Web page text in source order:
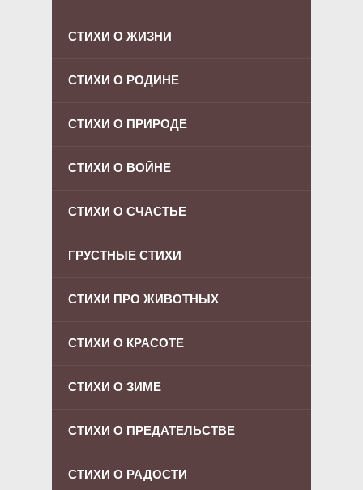
СТИХИ О ЖИЗНИ
СТИХИ О РОДИНЕ
СТИХИ О ПРИРОДЕ
СТИХИ О ВОЙНЕ
СТИХИ О СЧАСТЬЕ
ГРУСТНЫЕ СТИХИ
СТИХИ ПРО ЖИВОТНЫХ
СТИХИ О КРАСОТЕ
СТИХИ О ЗИМЕ
СТИХИ О ПРЕДАТЕЛЬСТВЕ
СТИХИ О РАДОСТИ